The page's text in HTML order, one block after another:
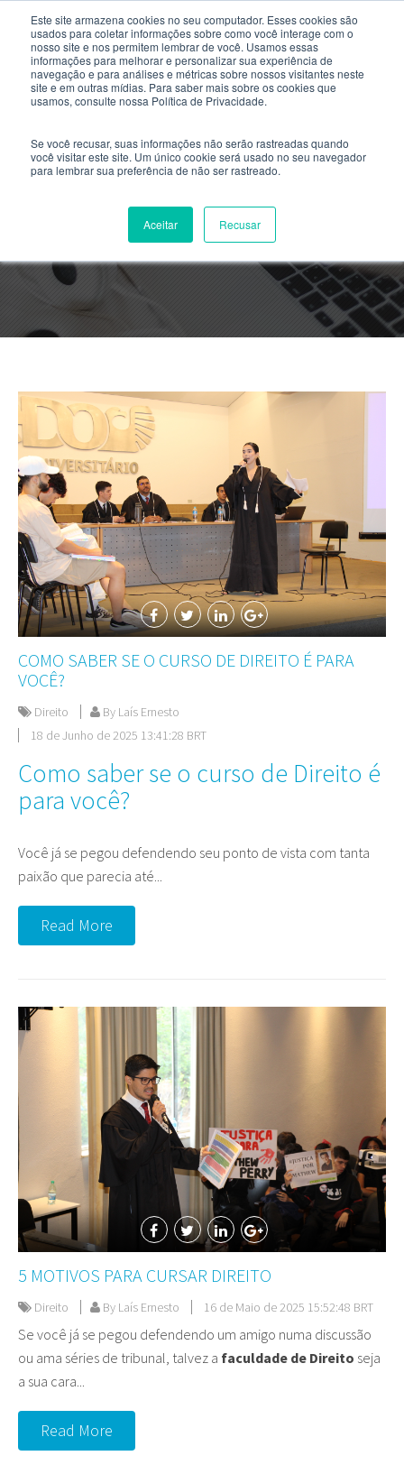
Este site armazena cookies no seu computador. Esses cookies são
usados ​​para coletar informações sobre como você interage com o
nosso site e nos permitem lembrar de você. Usamos essas
informações para melhorar e personalizar sua experiência de
navegação e para análises e métricas sobre nossos visitantes neste
site e em outras mídias. Para saber mais sobre os cookies que
usamos, consulte nossa Política de Privacidade.
Se você recusar, suas informações não serão rastreadas quando
você visitar este site. Um único cookie será usado no seu navegador
para lembrar sua preferência de não ser rastreado.
Aceitar Recusar
Blog Posts
COMO SABER SE O CURSO DE DIREITO É PARA
VOCÊ?
Direito
By Laís Ernesto
18 de Junho de 2025 13:41:28 BRT
Como saber se o curso de Direito é
para você?
Você já se pegou defendendo seu ponto de vista com tanta
paixão que parecia até...
Read More
5 MOTIVOS PARA CURSAR DIREITO
Direito By Laís Ernesto 16 de Maio de 2025 15:52:48 BRT
Se você já se pegou defendendo um amigo numa discussão
ou ama séries de tribunal, talvez a faculdade de Direito seja
a sua cara...
Read More